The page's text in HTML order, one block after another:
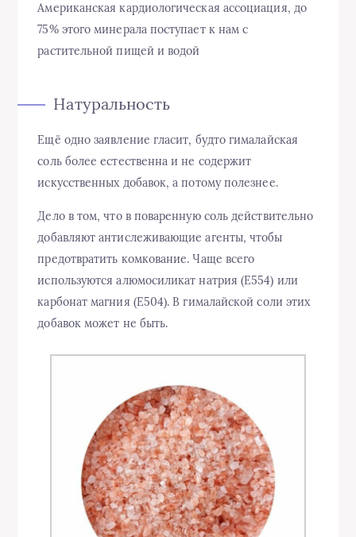
Американская кардиологическая ассоциация, до
75% этого минерала поступает к нам с
растительной пищей и водой
Натуральность
Ещё одно заявление гласит, будто гималайская
соль более естественна и не содержит
искусственных добавок, а потому полезнее.
Дело в том, что в поваренную соль действительно
добавляют антислеживающие агенты, чтобы
предотвратить комкование. Чаще всего
используются алюмосиликат натрия (Е554) или
карбонат магния (Е504). В гималайской соли этих
добавок может не быть.